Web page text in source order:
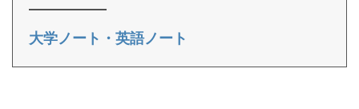
大学ノート・英語ノート